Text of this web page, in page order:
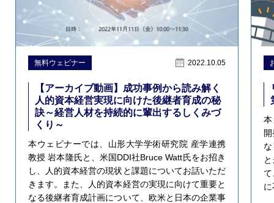
無料ウェビナー 2022.10.05
【アーカイブ動画】成功事例から読み解く
人的資本経営実現に向けた後継者育成の秘
訣～経営人材を持続的に輩出するしくみづ
くり～
本ウェビナーでは、山形大学学術研究院 産学連携
教授 岩本隆氏と、米国DDI社Bruce Watt氏をお招き
し、人的資本経営の現状と課題についてお話いただ
きます。また、人的資本経営の実現に向けて重要と
なる後継者育成計画について、欧米と日本の企業事
て